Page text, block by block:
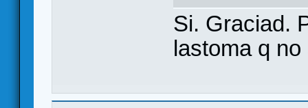
Si. Graciad.
lastoma q